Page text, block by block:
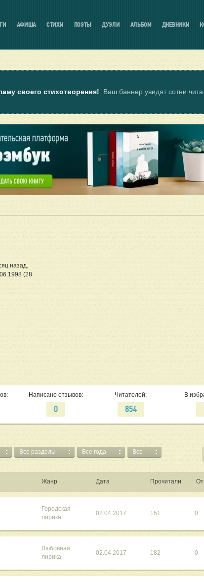
АФИША СТИХИ ПОЭТЫ ДУЭЛИ АЛЬБОМ ДНЕВНИКИ
своего стихотворения! Ваш баннер увидят сотни
назад.
(28
Написано отзывов:
0
Читателей:
854
В
Все разделы Все года Все
Жанр Дата Прочитали
Городская
лирика
02.04.2017 151 0
Любовная
лирика
02.04.2017 182 0